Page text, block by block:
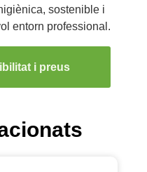
sostenible i
entorn professional.
i preus